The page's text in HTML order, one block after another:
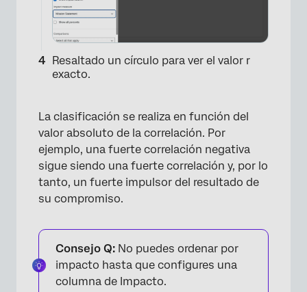
Resaltado un círculo para ver el valor r
exacto.
La clasificación se realiza en función del
valor absoluto de la correlación. Por
ejemplo, una fuerte correlación negativa
sigue siendo una fuerte correlación y, por lo
tanto, un fuerte impulsor del resultado de
su compromiso.
Consejo Q: No puedes ordenar por
impacto hasta que configures una
columna de Impacto.